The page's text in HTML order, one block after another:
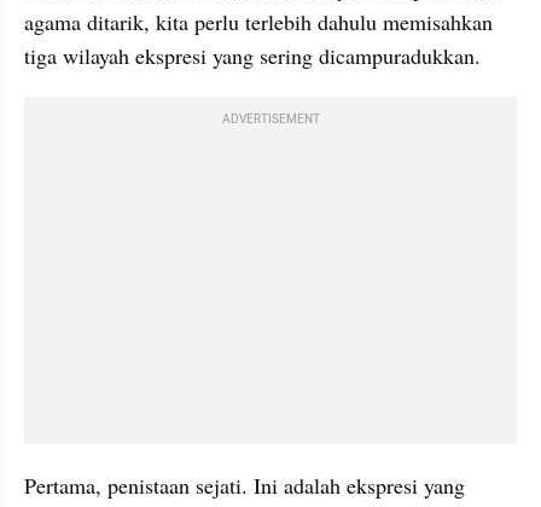
agama ditarik, kita perlu terlebih dahulu memisahkan
tiga wilayah ekspresi yang sering dicampuradukkan.
ADVERTISEMENT
Pertama, penistaan sejati. Ini adalah ekspresi yang